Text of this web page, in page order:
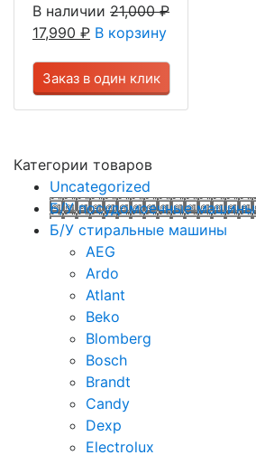
В наличии 21,000₽
17,990 ₽ В корзину
Заказ в один клик
Категории товаров
Uncategorized
Б/У посудомоечные машины
Б/У стиральные машины
AEG
Ardo
Atlant
Beko
Blomberg
Bosch
Brandt
Candy
Dexp
Electrolux